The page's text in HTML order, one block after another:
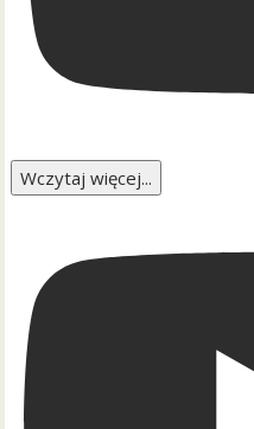
Wczytaj więcej...